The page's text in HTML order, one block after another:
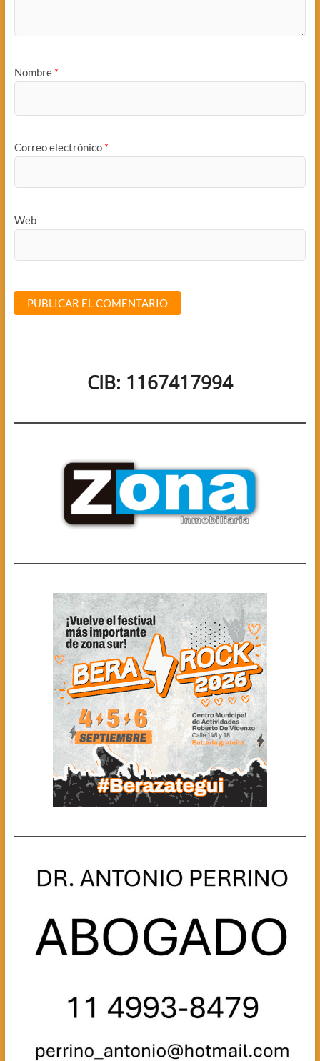
Nombre *
Correo electrónico *
Web
CIB: 1167417994